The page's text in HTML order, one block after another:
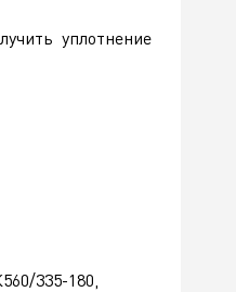
уплотнение
335-180,